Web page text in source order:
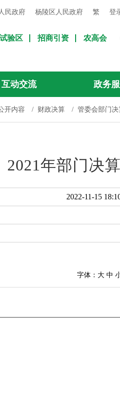
民政府 杨陵区人民政府 繁 登
验区 招商引资 农高会
互动交流 政务
开内容 / 财政决算 / 管委会部门决
年部门决算
2022-11-15
字体： 大 中